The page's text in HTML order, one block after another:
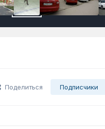
Поделиться Подписчики